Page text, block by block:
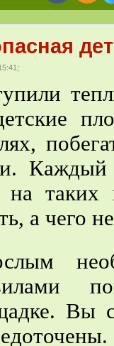
Каждый
на
а чего
Вы